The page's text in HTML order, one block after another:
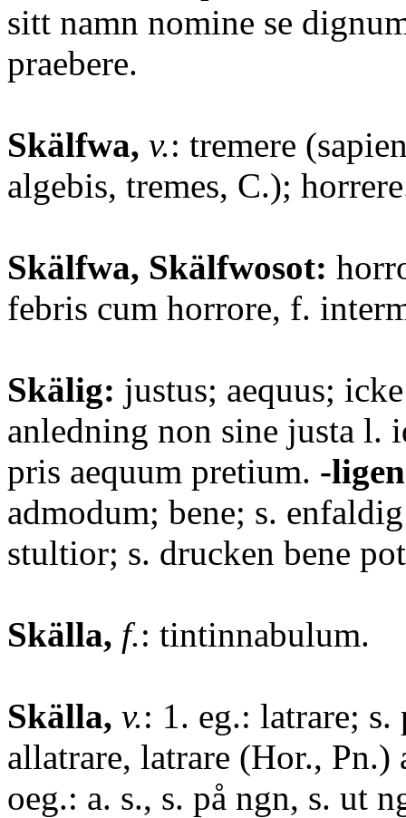
sitt namn nomine se
praebere.
Skälfwa, v.: tremere
algebis, tremes, C.);
Skälfwa, Skälfwosot:
febris cum horrore, f.
Skälig: justus; aequus;
anledning non sine justa l.
pris aequum pretium. -
admodum; bene; s.
stultior; s. drucken bene
Skälla, f.: tintinnabulum.
Skälla, v.: 1. eg.: latrare; s.
allatrare, latrare (Hor.,
oeg.: a. s., s. på ngn, s. ut